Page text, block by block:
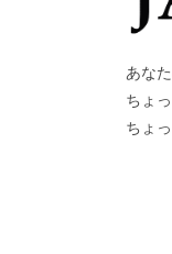
あな
ちょ
ちょ